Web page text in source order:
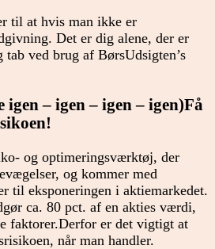
til at hvis man ikke er
Det er dig alene, der er
ved brug af BørsUdsigten’s
igen – igen – igen – igen)Få
og optimeringsværktøj, der
og kommer med
til eksponeringen i aktiemarkedet.
ca. 80 pct. af en akties værdi,
faktorer.Derfor er det vigtigt at
når man handler.